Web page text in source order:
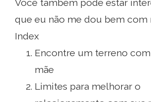
Você também pode estar
que eu não me dou bem com
Index
Encontre um terreno
mãe
Limites para melhorar o